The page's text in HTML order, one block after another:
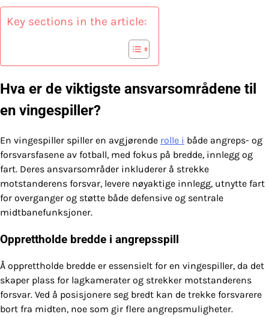
Key sections in the article:
Hva er de viktigste ansvarsområdene til
en vingespiller?
En vingespiller spiller en avgjørende rolle i både angreps- og
forsvarsfasene av fotball, med fokus på bredde, innlegg og
fart. Deres ansvarsområder inkluderer å strekke
motstanderens forsvar, levere nøyaktige innlegg, utnytte fart
for overganger og støtte både defensive og sentrale
midtbanefunksjoner.
Opprettholde bredde i angrepsspill
Å opprettholde bredde er essensielt for en vingespiller, da det
skaper plass for lagkamerater og strekker motstanderens
forsvar. Ved å posisjonere seg bredt kan de trekke forsvarere
bort fra midten, noe som gir flere angrepsmuligheter.